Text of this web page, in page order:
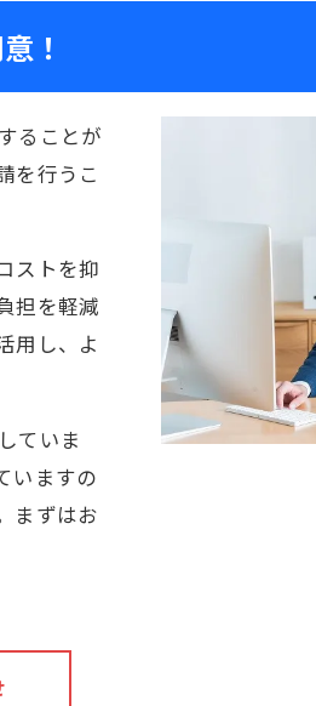
！
ることが
を行うこ
ストを抑
担を軽減
用し、よ
ていま
いますの
まずはお